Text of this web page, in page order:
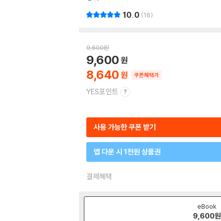
10.0 16
9,600원
8,640
9,600
쿠폰혜택가
YES포인트
사용 가능한 쿠폰 받기
앱 다운 시 1천원 상품권
결제혜택
eBook
9,600원